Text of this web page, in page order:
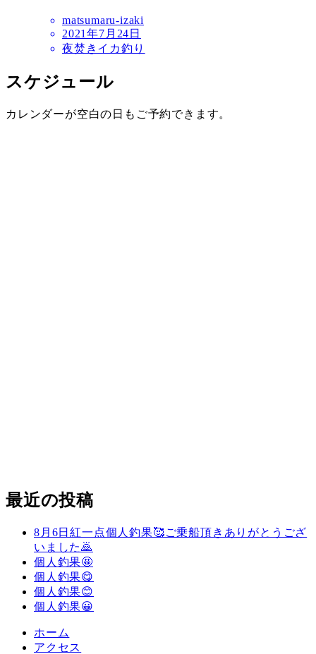
matsumaru-izaki
2021年7月24日
夜焚きイカ釣り
スケジュール
カレンダーが空白の日もご予約できます。
最近の投稿
8月6日紅一点個人釣果🥰ご乗船頂きありがとうござ
いました🙇
個人釣果🤩
個人釣果😋
個人釣果😊
個人釣果😀
ホーム
アクセス